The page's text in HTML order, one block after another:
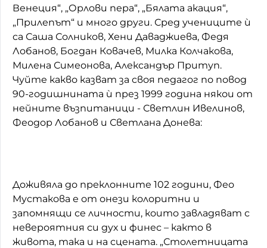
Венеция“, „Орлови пера“, „Бялата акация“,
„Прилепът“ и много други. Сред учениците ѝ
са Саша Солников, Хени Даваджиева, Федя
Лобанов, Богдан Ковачев, Милка Колчакова,
Милена Симеонова, Александър Притуп.
Чуйте какво казват за своя педагог по повод
90-годишнината ѝ през 1999 година някои от
нейните възпитаници - Светлин Ивелинов,
Феодор Лобанов и Светлана Донева:
Доживяла до преклонните 102 години, Фео
Мустакова е от онези колоритни и
запомнящи се личности, които завладяват с
невероятния си дух и финес – както в
живота, така и на сцената. „Столетницата